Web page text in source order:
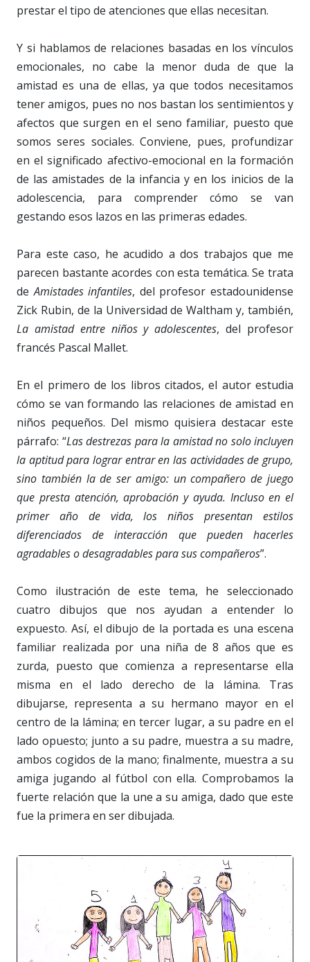
prestar el tipo de atenciones que ellas necesitan.
Y si hablamos de relaciones basadas en los vínculos
emocionales, no cabe la menor duda de que la
amistad es una de ellas, ya que todos necesitamos
tener amigos, pues no nos bastan los sentimientos y
afectos que surgen en el seno familiar, puesto que
somos seres sociales. Conviene, pues, profundizar
en el significado afectivo-emocional en la formación
de las amistades de la infancia y en los inicios de la
adolescencia, para comprender cómo se van
gestando esos lazos en las primeras edades.
Para este caso, he acudido a dos trabajos que me
parecen bastante acordes con esta temática. Se trata
deAmistades infantiles, del profesor estadounidense
Zick Rubin, de la Universidad de Waltham y, también,
La amistad entre niños y adolescentes, del profesor
francés Pascal Mallet.
En el primero de los libros citados, el autor estudia
cómo se van formando las relaciones de amistad en
niños pequeños. Del mismo quisiera destacar este
párrafo: “Las destrezas para la amistad no solo incluyen
la aptitud para lograr entrar en las actividades de grupo,
sino también la de ser amigo: un compañero de juego
que presta atención, aprobación y ayuda. Incluso en el
primer año de vida, los niños presentan estilos
diferenciados de interacción que pueden hacerles
agradables o desagradables para sus compañeros”.
Como ilustración de este tema, he seleccionado
cuatro dibujos que nos ayudan a entender lo
expuesto. Así, el dibujo de la portada es una escena
familiar realizada por una niña de 8 años que es
zurda, puesto que comienza a representarse ella
misma en el lado derecho de la lámina. Tras
dibujarse, representa a su hermano mayor en el
centro de la lámina; en tercer lugar, a su padre en el
lado opuesto; junto a su padre, muestra a su madre,
ambos cogidos de la mano; finalmente, muestra a su
amiga jugando al fútbol con ella. Comprobamos la
fuerte relación que la une a su amiga, dado que este
fue la primera en ser dibujada.